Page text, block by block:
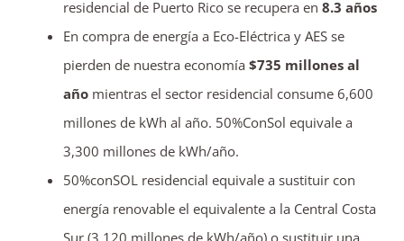
residencial de Puerto Rico se recupera en 8.3 años
En compra de energía a Eco-Eléctrica y AES se
pierden de nuestra economía $735 millones al
año mientras el sector residencial consume 6,600
millones de kWh al año. 50%ConSol equivale a
3,300 millones de kWh/año.
50%conSOL residencial equivale a sustituir con
energía renovable el equivalente a la Central Costa
Sur (3,120 millones de kWh/año) o sustituir una